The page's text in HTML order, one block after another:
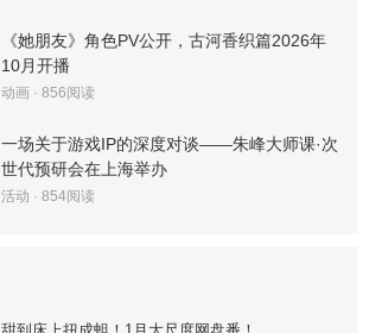
《她朋友》角色PV公开，古河香织篇2026年
10月开播
动画· 856阅读
一场关于游戏IP的深度对谈——朱峰大师课·次
世代预研会在上海举办
活动 · 854阅读